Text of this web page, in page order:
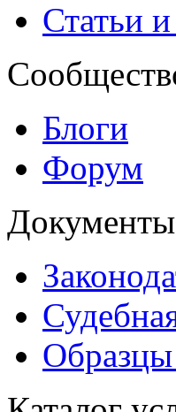
Статьи
Блоги
Форум
Документы